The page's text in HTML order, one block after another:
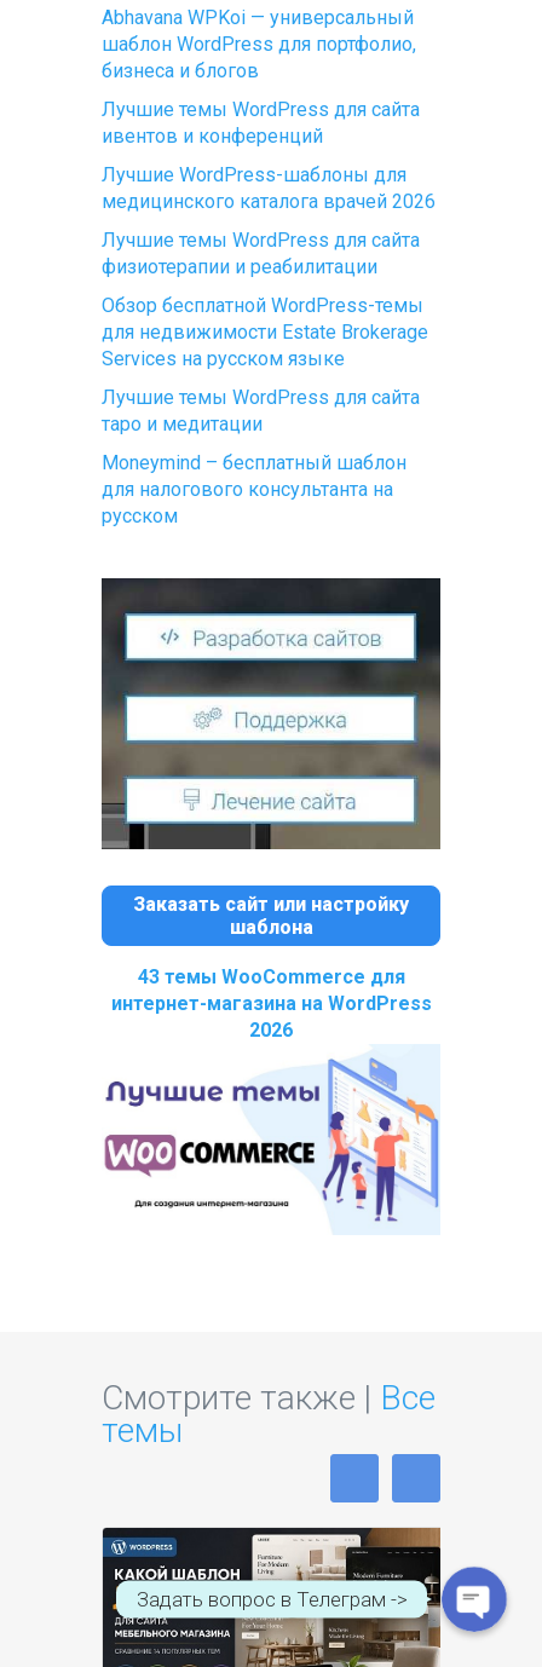
Abhavana WPKoi — универсальный
шаблон WordPress для портфолио,
бизнеса и блогов
Лучшие темы WordPress для сайта
ивентов и конференций
Лучшие WordPress-шаблоны для
медицинского каталога врачей 2026
Лучшие темы WordPress для сайта
физиотерапии и реабилитации
Обзор бесплатной WordPress-темы
для недвижимости Estate Brokerage
Services на русском языке
Лучшие темы WordPress для сайта
таро и медитации
Moneymind – бесплатный шаблон
для налогового консультанта на
русском
Заказать сайт или настройку
шаблона
43 темы WooCommerce для
интернет-магазина на WordPress
2026
Смотрите также | Все
темы
Задать вопрос в Телеграм ->